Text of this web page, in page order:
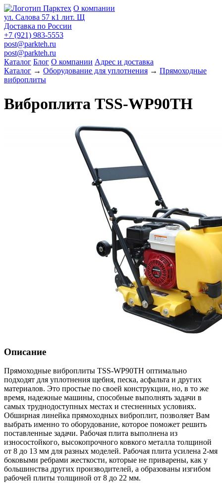
О компании
ул. Салова 57 к1 лит. Щ
Доставка по России
+7 (921) 983-5553
post@parkteh.ru
post@parkteh.ru
Каталог Блог О компании Адрес и доставка
Каталог → Оборудование для уплотнения → Прямоходные
виброплиты
Виброплита TSS-WP90TH
Описание
Прямоходные виброплиты TSS-WP90TH оптимально
подходят для уплотнения щебня, песка, асфальта и других
материалов. Это простые по своей конструкции, но, в то же
время, надежные машины, способные выполнять задачи в
самых труднодоступных местах и стесненных условиях.
Обширная линейка прямоходных виброплит, позволяет Вам
выбрать именно то оборудование, которое поможет решить
поставленные задачи. Рабочая плита выполнена из
износостойкого, высокопрочного ковкого металла толщиной
от 8 до 13 мм для разных моделей. Рабочая плита усилена 2-мя
боковыми ребрами жесткости, которые не приварены, как у
большинства других производителей, а образованы изгибом
рабочей плиты толщиной от 8 до 22 мм.